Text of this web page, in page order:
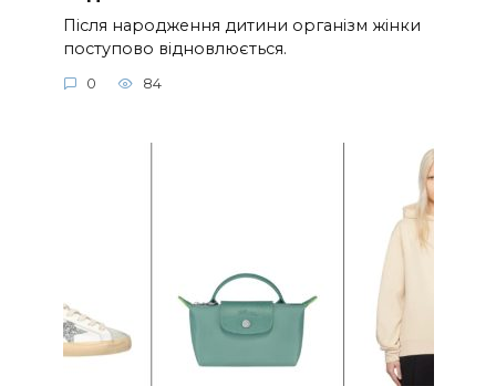
Після народження дитини організм жінки
поступово відновлюється.
0 84